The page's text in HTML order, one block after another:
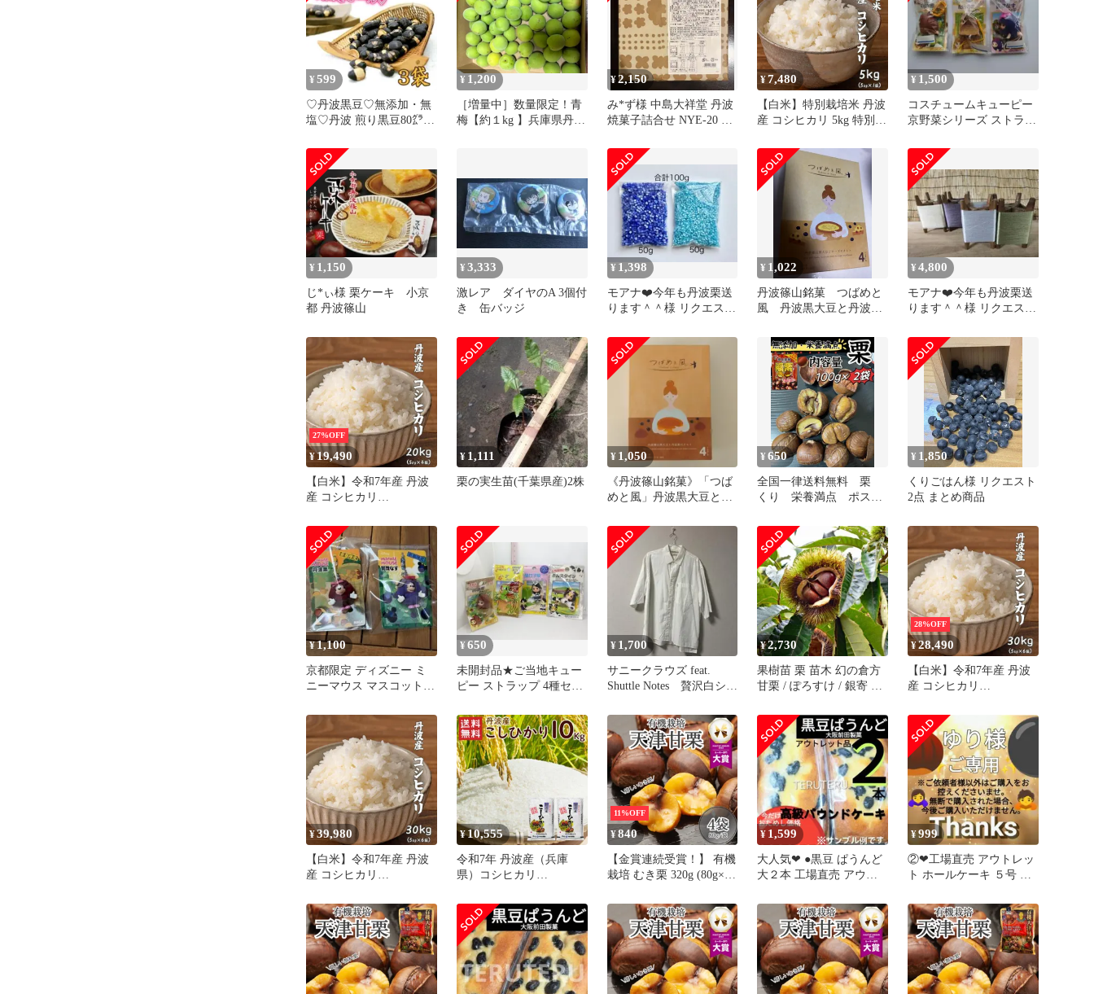
しい
っくら食感 つやつや炊き
上がり 毎日のごはん 家
庭用 ストック お得 美味
しい ※
¥ 599
♡丹波黒豆♡無添加・無
塩♡丹波 煎り黒豆80㌘×3
¥ 1,200
［増量中］数量限定！青
梅【約１kg 】兵庫県丹波
¥2,150
み*ず様 中島大祥堂 丹波
焼菓子詰合せ NYE-20 い
サ
¥7,480
【白米】特別栽培米 丹波
産 コシヒカリ 5kg 特別栽
感 甘み豊か つやつや炊
き上がり 毎日のごはん
家庭用 ストック 大容量
お得 美味しい
¥ 1,500
コスチュームキューピー
京野菜シリーズ ストラッ
¥ 1,150
じ*ぃ様 栗ケーキ 小京
都 丹波篠山
¥3,333
激レア ダイヤのA 3個付
き 缶バッジ
¥ 1,398
モアナ❤️今年も丹波栗送
ります＾＾様 リクエスト
¥ 1,022
丹波篠山銘菓 つばめと
風 丹波黒大豆と丹波栗
¥4,800
モアナ❤️今年も丹波栗送
ります＾＾様 リクエスト
27%OFF
¥19,490
【白米】令和7年産 丹波
産 コシヒカリ
米 こしひかり 米 お米 白
米 白米 令和7年産 丹波産
コシヒカリ 甘み豊か ふ
っくら食感 つやつや炊き
上がり 毎日のごはん 家
庭用 ストック お得 美味
しい
¥ 1,111
栗の実生苗(千葉県産)2株
¥ 1,050
《丹波篠山銘菓》「つば
めと風」丹波黒大豆と丹
¥650
全国一律送料無料 栗
くり 栄養満点 ポスト
割れ 甘栗 おやつ スイー
ツ 和菓子 ホクホク 樹
上完熟 福栗（有機焼き
栗）大粒特選A級
100g×2パック 北海道＆
沖縄の方でも大歓迎！
¥ 1,850
くりごはん様 リクエスト
2点 まとめ商品
¥1,100
京都限定 ディズニー ミ
ニーマウス マスコット
¥650
未開封品★ご当地キュー
ピー ストラップ 4種セッ
¥ 1,700
サニークラウズ feat.
Shuttle Notes 贅沢白シャ
¥2,730
果樹苗 栗 苗木 幻の倉方
甘栗 / ぽろすけ / 銀寄 1
号 (直径13.5cm) ポット苗
くり クリ 鉢植え 庭植え
28%OFF
¥28,490
【白米】令和7年産 丹波
産 コシヒカリ
米 こしひかり 米 お米 白
米 白米 令和7年産 丹波産
コシヒカリ 甘み豊か ふ
っくら食感 つやつや炊き
上がり 毎日のごはん 家
庭用 ストック お得 美味
しい
¥39,980
【白米】令和7年産 丹波
産 コシヒカリ
米 こしひかり 米 お米 白
米 白米 令和7年産 丹波産
コシヒカリ 甘み豊か ふ
っくら食感 つやつや炊き
上がり 毎日のごはん 家
庭用 ストック お得 美味
¥10,555
令和7年 丹波産（兵庫
県）コシヒカリ
料 令和7年産 こしひかり
コシヒカリ 精米 お米 米
丹波産 兵庫県産 （北海
道・沖縄発送不可）
11%OFF
¥840
【金賞連続受賞！】 有機
栽培 むき栗 320g (80g×4
ロン 栗 天津甘栗 むきぐ
り くら あまぐり 有機栽
培 JAS 有機 殻割れ おや
つ ダイエット 間食 お菓
子 持ち運び 食品
¥ 1,599
大人気❤ ●黒豆 ぱうんど
大２本 工場直売 アウト
¥999
②❤工場直売 アウトレッ
ト ホールケーキ ５号 栗
ケーキ